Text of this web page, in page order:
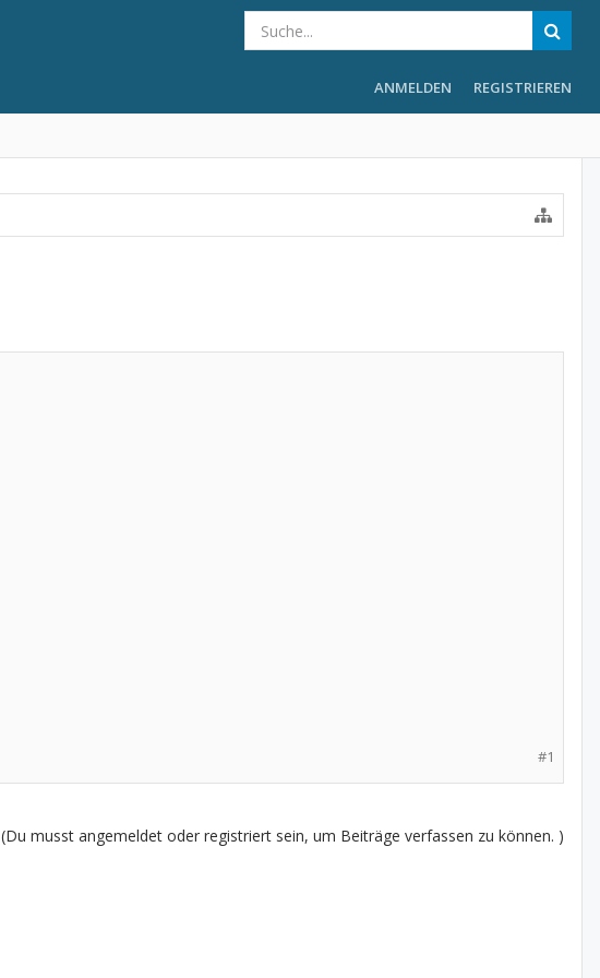
ANMELDEN REGISTRIEREN
#1
(Du musst angemeldet oder registriert sein, um Beiträge verfassen zu können. )